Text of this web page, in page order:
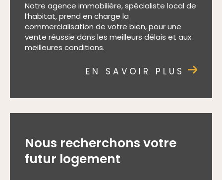
Notre agence immobilière, spécialiste local de
l’habitat, prend en charge la
commercialisation de votre bien, pour une
vente réussie dans les meilleurs délais et aux
meilleures conditions.
EN SAVOIR PLUS
Nous recherchons votre
futur logement